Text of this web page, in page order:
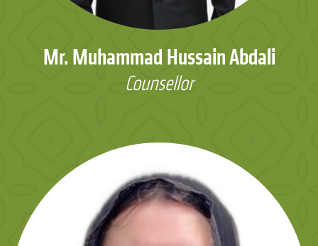
Mr. Muhammad Hussain Abdali
Counsellor